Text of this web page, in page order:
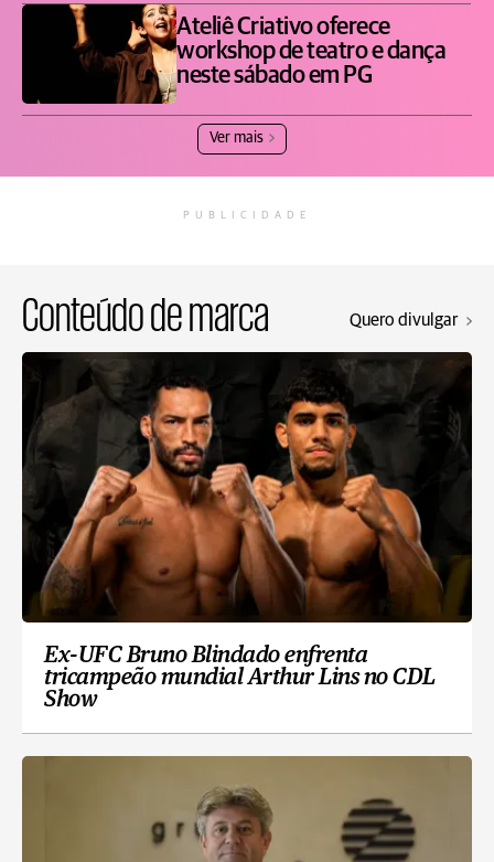
Ateliê Criativo oferece
workshop de teatro e dança
neste sábado em PG
Ver mais
PUBLICIDADE
Conteúdo de marca Quero divulgar
Ex-UFC Bruno Blindado enfrenta
tricampeão mundial Arthur Lins no CDL
Show